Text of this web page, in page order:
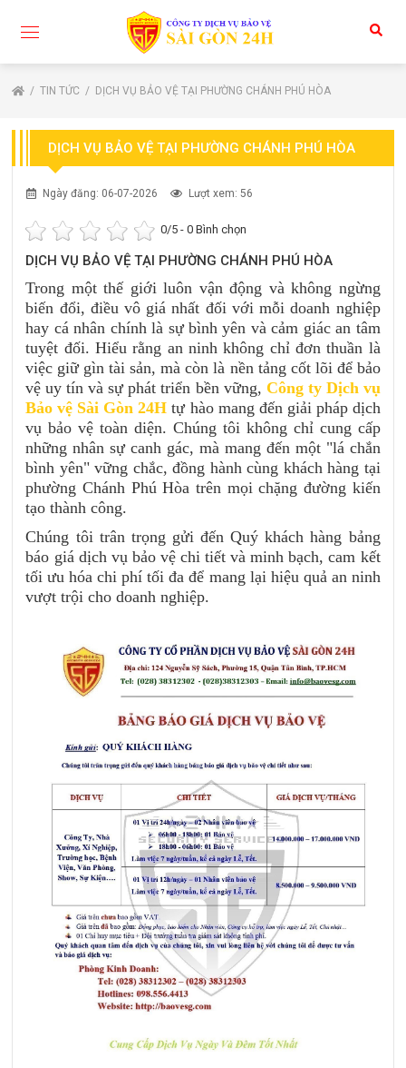
TIN TỨC DỊCH VỤ BẢO VỆ TẠI PHƯỜNG CHÁNH PHÚ HÒA
DỊCH VỤ BẢO VỆ TẠI PHƯỜNG CHÁNH PHÚ HÒA
Ngày đăng: 06-07-2026 Lượt xem: 56
0/5 -0 Bình chọn
DỊCH VỤ BẢO VỆ TẠI PHƯỜNG CHÁNH PHÚ HÒA
Trong một thế giới luôn vận động và không ngừng
biến đổi, điều vô giá nhất đối với mỗi doanh nghiệp
hay cá nhân chính là sự bình yên và cảm giác an tâm
tuyệt đối. Hiểu rằng an ninh không chỉ đơn thuần là
việc giữ gìn tài sản, mà còn là nền tảng cốt lõi để bảo
vệ uy tín và sự phát triển bền vững, Công ty Dịch vụ
Bảo vệ Sài Gòn 24H tự hào mang đến giải pháp dịch
vụ bảo vệ toàn diện. Chúng tôi không chỉ cung cấp
những nhân sự canh gác, mà mang đến một "lá chắn
bình yên" vững chắc, đồng hành cùng khách hàng tại
phường Chánh Phú Hòa trên mọi chặng đường kiến
tạo thành công.
Chúng tôi trân trọng gửi đến Quý khách hàng bảng
báo giá dịch vụ bảo vệ chi tiết và minh bạch, cam kết
tối ưu hóa chi phí tối đa để mang lại hiệu quả an ninh
vượt trội cho doanh nghiệp.